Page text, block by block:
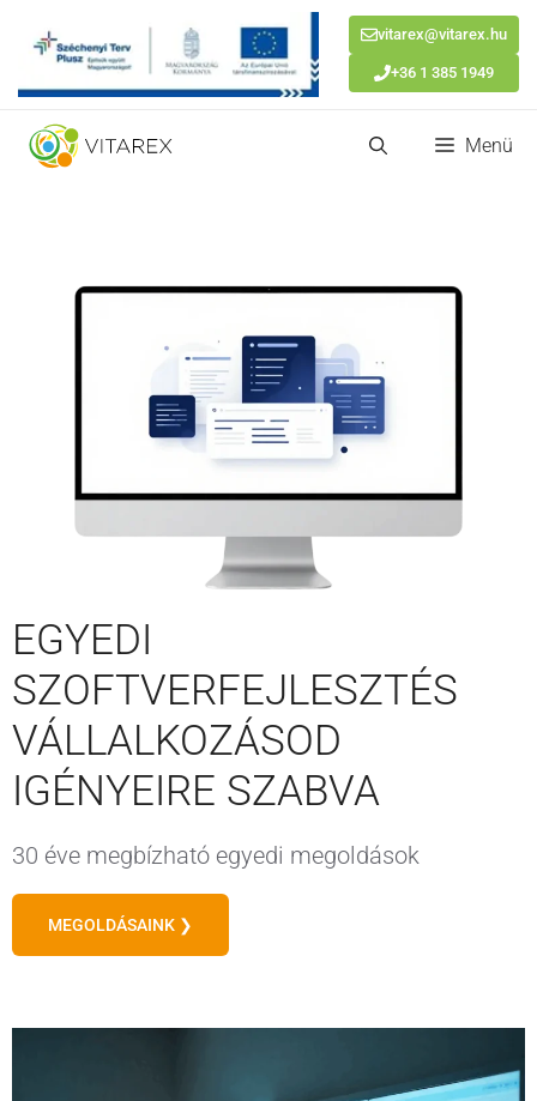
vitarex@vitarex.hu
+36 1 385 1949
Kilépés
Menü
EGYEDI
SZOFTVERFEJLESZTÉS
VÁLLALKOZÁSOD
IGÉNYEIRE SZABVA
30 éve megbízható egyedi megoldások
MEGOLDÁSAINK ❯